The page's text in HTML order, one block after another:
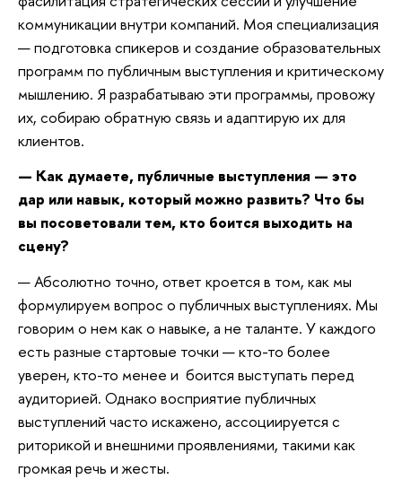
коммуникации внутри компаний. Моя специализация
— подготовка спикеров и создание образовательных
программ по публичным выступления и критическому
мышлению. Я разрабатываю эти программы, провожу
их, собираю обратную связь и адаптирую их для
клиентов.
— Как думаете, публичные выступления — это
дар или навык, который можно развить? Что бы
вы посоветовали тем, кто боится выходить на
сцену?
— Абсолютно точно, ответ кроется в том, как мы
формулируем вопрос о публичных выступлениях. Мы
говорим о нем как о навыке, а не таланте. У каждого
есть разные стартовые точки — кто-то более
уверен, кто-то менее и боится выступать перед
аудиторией. Однако восприятие публичных
выступлений часто искажено, ассоциируется с
риторикой и внешними проявлениями, такими как
громкая речь и жесты.